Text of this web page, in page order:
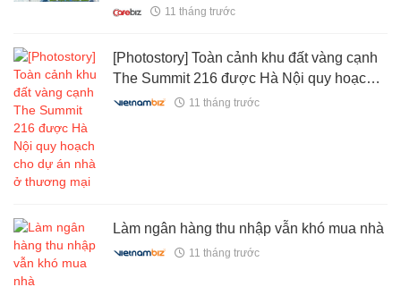
năm, ngày cao điểm đón hơn một triệu
11 tháng trước
[Photostory] Toàn cảnh khu đất vàng cạnh
The Summit 216 được Hà Nội quy hoạch
cho dự án nhà ở thương mại
11 tháng trước
Làm ngân hàng thu nhập vẫn khó mua nhà
11 tháng trước